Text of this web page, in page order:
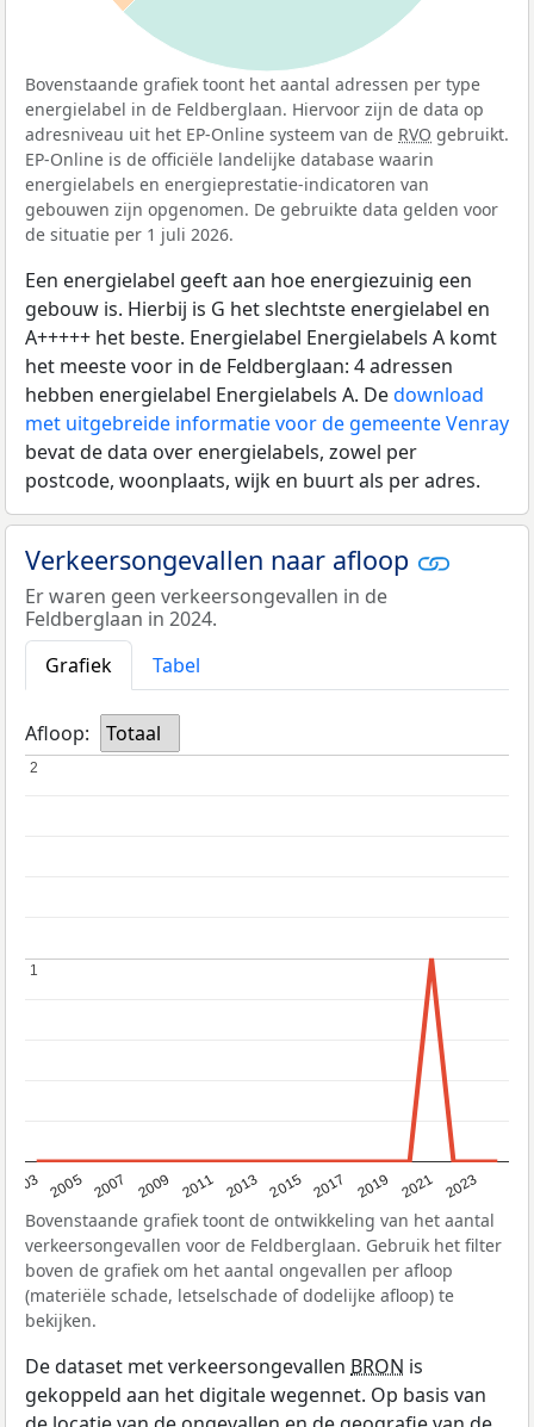
Bovenstaande grafiek toont het aantal adressen per type
energielabel in de Feldberglaan. Hiervoor zijn de data op
adresniveau uit het EP-Online systeem van de RVO gebruikt.
EP-Online is de officiële landelijke database waarin
energielabels en energieprestatie-indicatoren van
gebouwen zijn opgenomen. De gebruikte data gelden voor
de situatie per 1 juli 2026.
Een energielabel geeft aan hoe energiezuinig een
gebouw is. Hierbij is G het slechtste energielabel en
A+++++ het beste. Energielabel Energielabels A komt
het meeste voor in de Feldberglaan: 4 adressen
hebben energielabel Energielabels A. Dedownload
met uitgebreide informatie voor de gemeente Venray
bevat de data over energielabels, zowel per
postcode, woonplaats, wijk en buurt als per adres.
Verkeersongevallen naar afloop
Er waren geen verkeersongevallen in de
Feldberglaan in 2024.
Grafiek
Tabel
Afloop: Totaal
2003 2005 2007 2009 2011 2013 2015 2017 2019 2021 2023
1
1
2
2
Bovenstaande grafiek toont de ontwikkeling van het aantal
verkeersongevallen voor de Feldberglaan. Gebruik het filter
boven de grafiek om het aantal ongevallen per afloop
(materiële schade, letselschade of dodelijke afloop) te
bekijken.
De dataset met verkeersongevallen BRON is
gekoppeld aan het digitale wegennet. Op basis van